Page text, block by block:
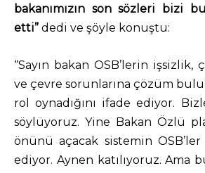
bakanımızın son sözleri bizi
etti” dedi ve şöyle konuştu:
“Sayın bakan OSB’lerin işsizlik,
ve çevre sorunlarına çözüm
rol oynadığını ifade ediyor.
söylüyoruz. Yine Bakan Özlü
önünü açacak sistemin
ediyor. Aynen katılıyoruz. Ama